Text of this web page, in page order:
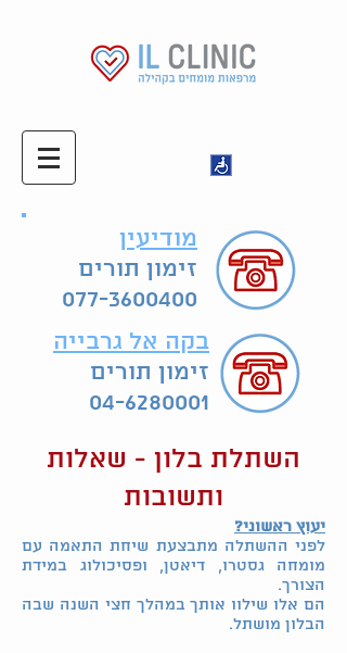
מודיעין
זימון תורים
077-3600400
בקה אל גרבייה
זימון תורים
04-6280001
השתלת בלון - שאלות
ותשובות
יעוץ ראשוני?
לפני ההשתלה מתבצעת שיחת התאמה עם
מומחה גסטרו, דיאטן, ופסיכולוג במידת
הצורך.
הם אלו שילוו אותך במהלך חצי השנה שבה
הבלון מושתל.